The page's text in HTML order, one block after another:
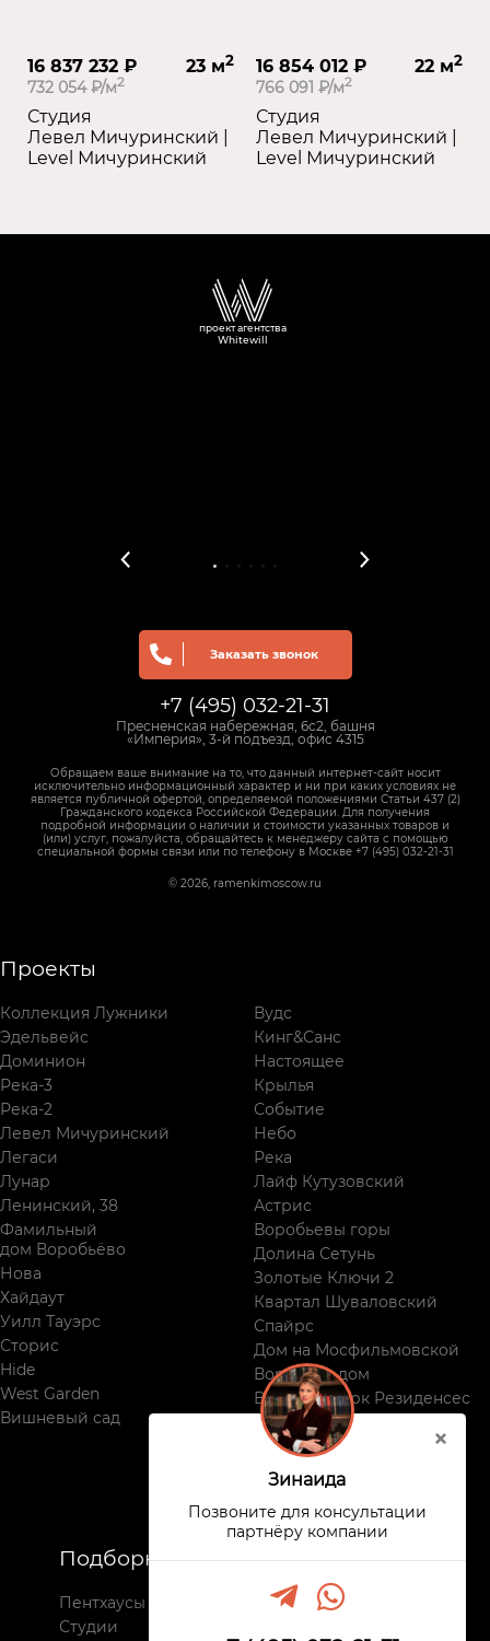
16 837 232 ₽ 23 м2
732 054 ₽/м2
Студия
Левел Мичуринский |
Level Мичуринский
16 854 012 ₽ 22 м2
766 091 ₽/м2
Студия
Левел Мичуринский |
Level Мичуринский
Подборки
Пентхаусы
Студии
Недвижимость
Все комплексы
Проекты
Коллекция Лужники
Эдельвейс
Доминион
Река-3
Река-2
Левел Мичуринский
Легаси
Лунар
Ленинский, 38
Фамильный
дом Воробьёво
Нова
Хайдаут
Уилл Тауэрс
Сторис
Hide
West Garden
Вишневый сад
Вудс
Кинг&Санс
Настоящее
Крылья
Событие
Небо
Река
Лайф Кутузовский
Астрис
Воробьевы горы
Долина Сетунь
Золотые Ключи 2
Квартал Шуваловский
Спайрс
Дом на Мосфильмовской
Воробьев дом
Виктори Парк Резиденсес
Поклонная, 9
Заказать звонок
+7 (495) 032-21-31
Пресненская набережная, 6с2, башня
«Империя», 3-й подъезд, офис 4315
Обращаем ваше внимание на то, что данный интернет-сайт носит
исключительно информационный характер и ни при каких условиях не
является публичной офертой, определяемой положениями Статьи 437 (2)
Гражданского кодекса Российской Федерации. Для получения
подробной информации о наличии и стоимости указанных товаров и
(или) услуг, пожалуйста, обращайтесь к менеджеру сайта с помощью
специальной формы связи или по телефону в Москве +7 (495) 032-21-31
© 2026, ramenkimoscow.ru
проект агентства
Whitewill
Зинаида
Позвоните для консультации
партнёру компании